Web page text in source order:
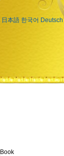
日本語 한국어 Deutsch